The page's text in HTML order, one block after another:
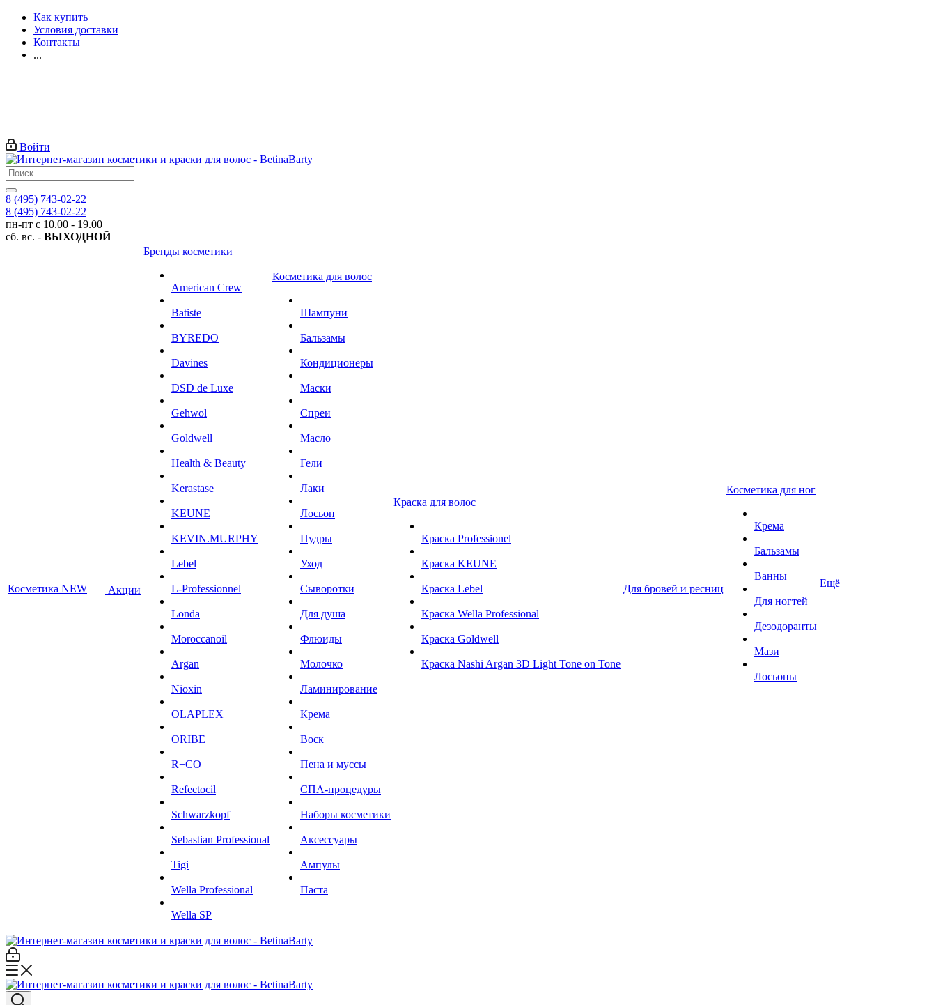
Как купить
Условия доставки
Контакты
...
Войти
8 (495) 743-02-22
8 (495) 743-02-22
пн-пт с 10.00 - 19.00
сб. вс. - ВЫХОДНОЙ
Косметика NEW Акции
Бренды косметики
American Crew
Batiste
BYREDO
Davines
DSD de Luxe
Gehwol
Goldwell
Health & Beauty
Kerastase
KEUNE
KEVIN.MURPHY
Lebel
L-Professionnel
Londa
Moroccanoil
Argan
Niохin
OLAPLEX
ORIBE
R+CO
Refectocil
Schwarzkopf
Sebastian Professional
Tigi
Wella Professional
Wella SP
Косметика для волос
Шампуни
Бальзамы
Кондиционеры
Маски
Спреи
Масло
Гели
Лаки
Лосьон
Пудры
Уход
Сыворотки
Для душа
Флюиды
Молочко
Ламинирование
Крема
Воск
Пена и муссы
СПА-процедуры
Наборы косметики
Аксессуары
Ампулы
Паста
Краска для волос
Краска Professionel
Краска KEUNE
Краска Lebel
Краска Wella Professional
Краска Goldwell
Краска Nashi Argan 3D Light Tone on Tone
Для бровей и ресниц
Косметика для ног
Крема
Бальзамы
Ванны
Для ногтей
Дезодоранты
Мази
Лосьоны
Ещё